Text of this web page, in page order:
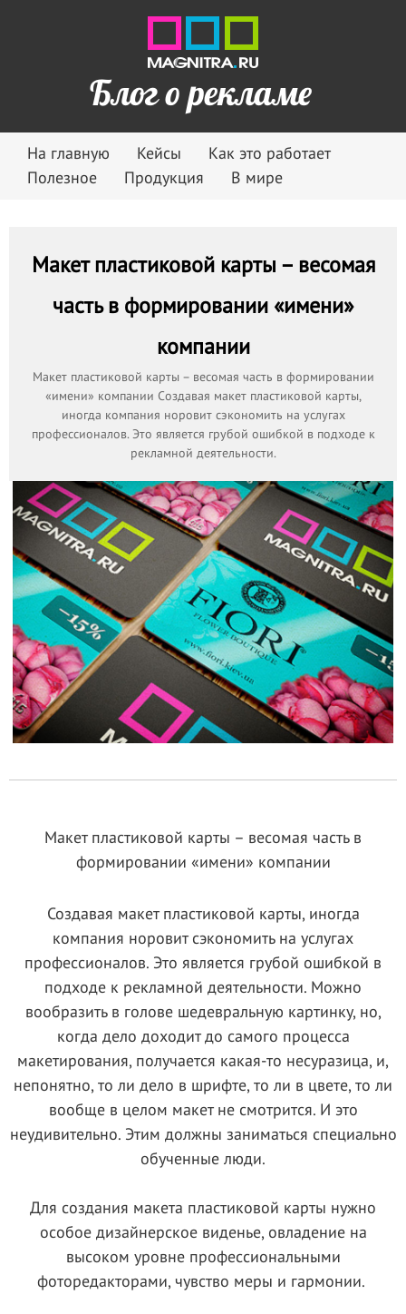
Блог о рекламе
На главную Кейсы
Как это работает
Полезное
Продукция В мире
Макет пластиковой карты – весомая
часть в формировании «имени»
компании
Макет пластиковой карты – весомая часть в формировании
«имени» компании Создавая макет пластиковой карты,
иногда компания норовит сэкономить на услугах
профессионалов. Это является грубой ошибкой в подходе к
рекламной деятельности.
Макет пластиковой карты – весомая часть в
формировании «имени» компании
Создавая макет пластиковой карты, иногда
компания норовит сэкономить на услугах
профессионалов. Это является грубой ошибкой в
подходе к рекламной деятельности. Можно
вообразить в голове шедевральную картинку, но,
когда дело доходит до самого процесса
макетирования, получается какая-то несуразица, и,
непонятно, то ли дело в шрифте, то ли в цвете, то ли
вообще в целом макет не смотрится. И это
неудивительно. Этим должны заниматься специально
обученные люди.
Для создания макета пластиковой карты нужно
особое дизайнерское виденье, овладение на
высоком уровне профессиональными
фоторедакторами, чувство меры и гармонии.